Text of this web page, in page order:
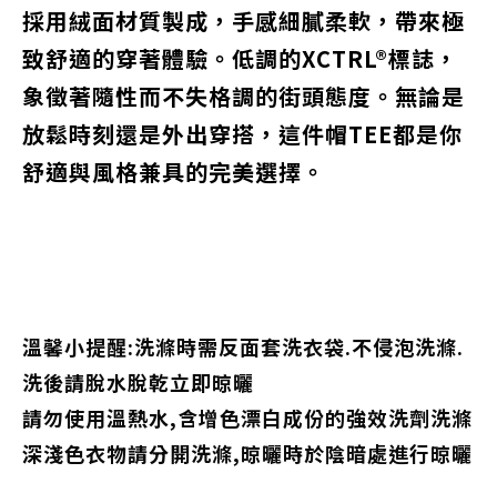
採用絨面材質製成，手感細膩柔軟，帶來極
致舒適的穿著體驗。低調的XCTRL®標誌，
象徵著隨性而不失格調的街頭態度。無論是
放鬆時刻還是外出穿搭，這件帽TEE都是你
舒適與風格兼具的完美選擇。
溫馨小提醒:洗滌時需反面套洗衣袋.不侵泡洗滌.
洗後請脫水脫乾立即晾曬
請勿使用溫熱水,含增色漂白成份的強效洗劑洗滌
深淺色衣物請分開洗滌,晾曬時於陰暗處進行晾曬